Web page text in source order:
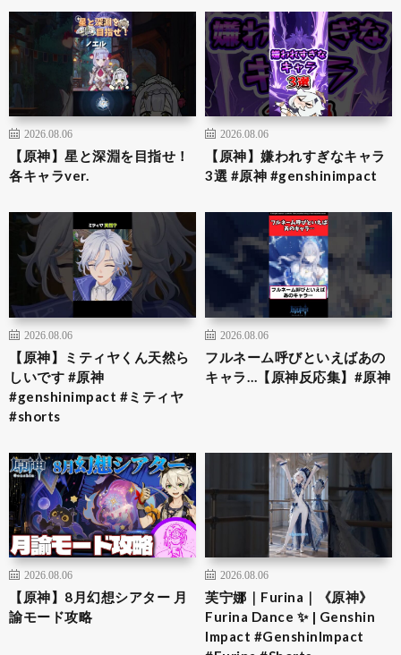
2026.08.06
【原神】星と深淵を目指せ！
各キャラver.
2026.08.06
【原神】嫌われすぎなキャラ
3選 #原神 #genshinimpact
2026.08.06
【原神】ミティヤくん天然ら
しいです #原神
#genshinimpact #ミティヤ
#shorts
2026.08.06
フルネーム呼びといえばあの
キャラ…【原神反応集】#原神
2026.08.06
【原神】8月幻想シアター 月
諭モード攻略
2026.08.06
芙宁娜｜Furina｜《原神》
Furina Dance ✨ | Genshin
Impact #GenshinImpact